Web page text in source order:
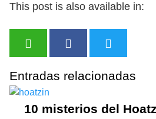
This post is also available in:
Entradas relacionadas
10 misterios del